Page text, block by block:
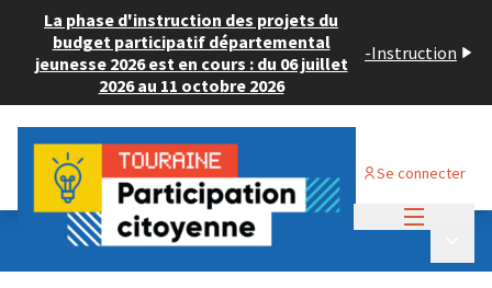
La phase d'instruction des projets du
budget participatif départemental
jeunesse 2026 est en cours : du 06 juillet
2026 au 11 octobre 2026
-Instruction
Se connecter
Budget Participatif ADULTE 2024
💡 Déposer un projet